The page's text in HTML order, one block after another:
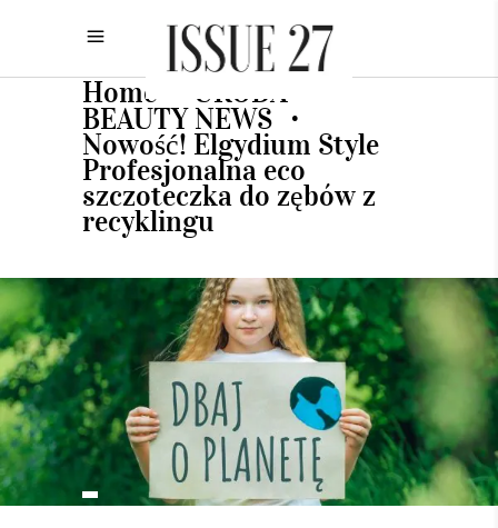
Home URODA
BEAUTY NEWS •
Nowość! Elgydium Style
Profesjonalna eco
szczoteczka do zębów z
recyklingu